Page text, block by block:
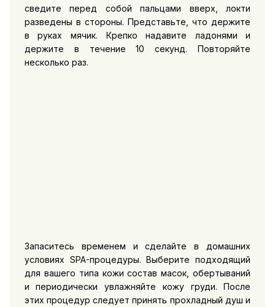
сведите перед собой пальцами вверх, локти
разведены в стороны. Представьте, что держите
в руках мячик. Крепко надавите ладонями и
держите в течение 10 секунд. Повторяйте
несколько раз.
Запаситесь временем и сделайте в домашних
условиях SPA-процедуры. Выберите подходящий
для вашего типа кожи состав масок, обертываний
и периодически увлажняйте кожу груди. После
этих процедур следует принять прохладный душ и